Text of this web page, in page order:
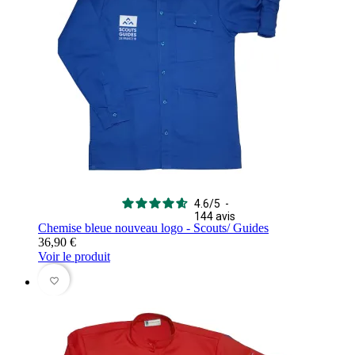
4.6/5 -
144avis
Chemise bleue nouveau logo - Scouts/ Guides
36,90 €
Voir le produit
favorite_border